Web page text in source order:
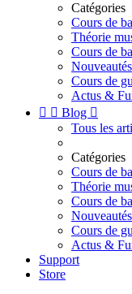
Catégories
Cours de
Théorie
Cours de
Cours de
Actus &
  Blog 
Tous les
Catégories
Cours de
Théorie
Cours de
Cours de
Actus &
Support
Store